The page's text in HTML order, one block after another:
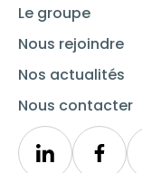
Le groupe
Nous rejoindre
Nos actualités
Nous contacter
Linkedin